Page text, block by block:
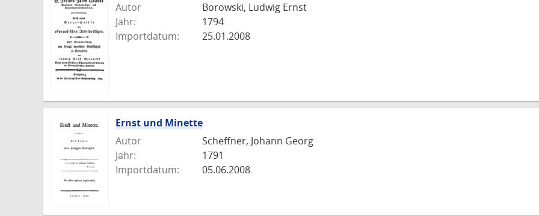
Autor
Borowski, Ludwig Ernst
Jahr:
1794
Importdatum:
25.01.2008
Ernst und Minette
Autor
Scheffner, Johann Georg
Jahr:
1791
Importdatum:
05.06.2008